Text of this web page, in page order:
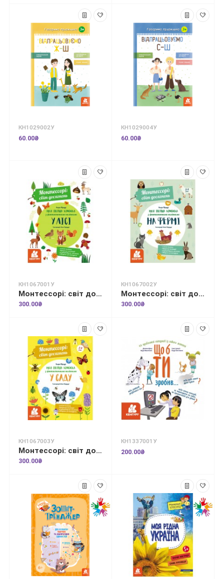
КН1029002У
60.00₴
КН1029004У
60.00₴
КН1067001У
Монтессорі: світ досягнень. Моя перша книга з фантастичними наліпками. У лісі
300.00₴
КН1067002У
Монтессорі: світ досягнень. Моя перша книга з фантастичними наліпками. На фермі
300.00₴
КН1067003У
Монтессорі: світ досягнень. Моя перша книга з фантастичними наліпками. У саду
300.00₴
КН1337001У
200.00₴